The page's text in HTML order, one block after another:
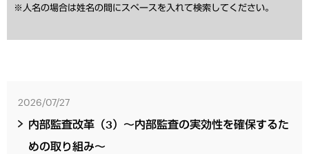
※人名の場合は姓名の間にスペースを入れて検索してください。
2026/07/27
内部監査改革（3）～内部監査の実効性を確保するた
めの取り組み～